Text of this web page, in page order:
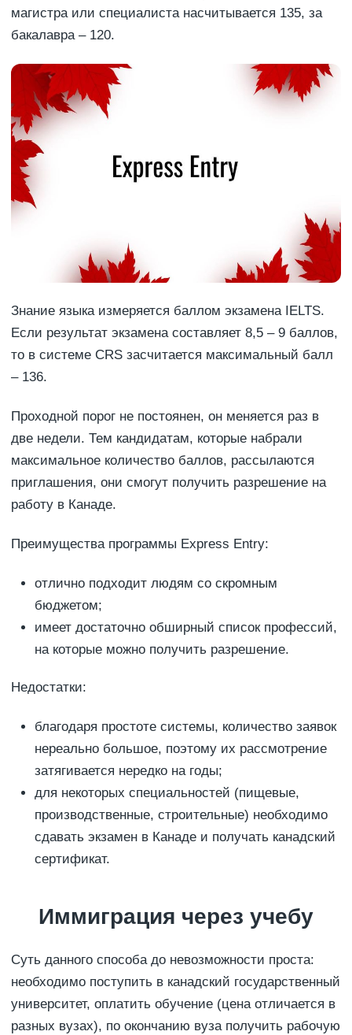
магистра или специалиста насчитывается 135, за
бакалавра – 120.
Знание языка измеряется баллом экзамена IELTS.
Если результат экзамена составляет 8,5 – 9 баллов,
то в системе CRS засчитается максимальный балл
– 136.
Проходной порог не постоянен, он меняется раз в
две недели. Тем кандидатам, которые набрали
максимальное количество баллов, рассылаются
приглашения, они смогут получить разрешение на
работу в Канаде.
Преимущества программы Express Entry:
отлично подходит людям со скромным
бюджетом;
имеет достаточно обширный список профессий,
на которые можно получить разрешение.
Недостатки:
благодаря простоте системы, количество заявок
нереально большое, поэтому их рассмотрение
затягивается нередко на годы;
для некоторых специальностей (пищевые,
производственные, строительные) необходимо
сдавать экзамен в Канаде и получать канадский
сертификат.
Иммиграция через учебу
Суть данного способа до невозможности проста:
необходимо поступить в канадский государственный
университет, оплатить обучение (цена отличается в
разных вузах), по окончанию вуза получить рабочую